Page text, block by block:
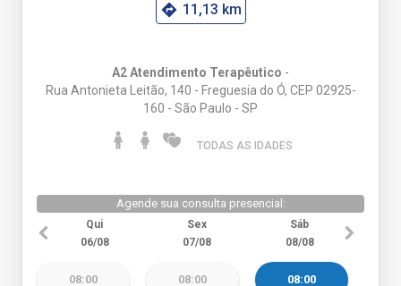
11,13 km
A2 Atendimento Terapêutico -
Rua Antonieta Leitão, 140 - Freguesia do Ó, CEP 02925-
160 - São Paulo - SP
TODAS AS IDADES
Agende sua consulta presencial:
Qui
06/08
Sex
07/08
Sáb
08/08
08:00 08:00 08:00